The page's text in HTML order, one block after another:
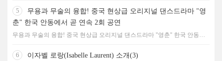
5
무용과 무술의 융합! 중국 현상급 오리지널 댄스드라마 "영
춘" 한국 안동에서 곧 연속 2회 공연
무용과 무술의 융합! 중국 현상급 오리지널 댄스드라마 "영춘" 한국 안동에
6 이자벨 로랑(Isabelle Laurent) 소개(3)